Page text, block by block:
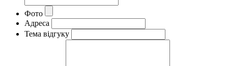
Фото
Адреса
Тема відгуку